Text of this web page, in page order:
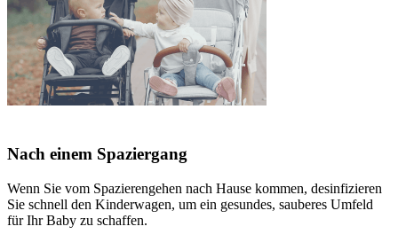
Nach einem Spaziergang
Wenn Sie vom Spazierengehen nach Hause kommen, desinfizieren
Sie schnell den Kinderwagen, um ein gesundes, sauberes Umfeld
für Ihr Baby zu schaffen.